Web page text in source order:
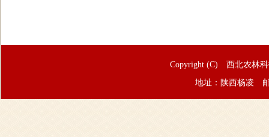
Copyright (C) 西北农林
地址：陕西杨凌